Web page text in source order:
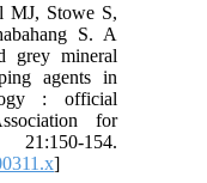
MJ, Stowe S,
S. A
grey mineral
agents in
: official
for
21:150-154.